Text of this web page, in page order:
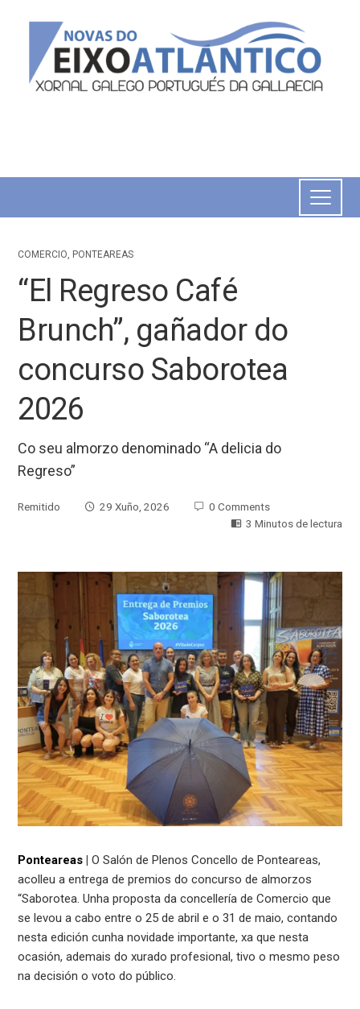
COMERCIO, PONTEAREAS
“El Regreso Café
Brunch”, gañador do
concurso Saborotea
2026
Co seu almorzo denominado “A delicia do
Regreso”
Remitido 29 Xuño, 2026
0 Comments
3 Minutos de lectura
Ponteareas | O Salón de Plenos Concello de Ponteareas,
acolleu a entrega de premios do concurso de almorzos
“Saborotea. Unha proposta da concellería de Comercio que
se levou a cabo entre o 25 de abril e o 31 de maio, contando
nesta edición cunha novidade importante, xa que nesta
ocasión, ademais do xurado profesional, tivo o mesmo peso
na decisión o voto do público.